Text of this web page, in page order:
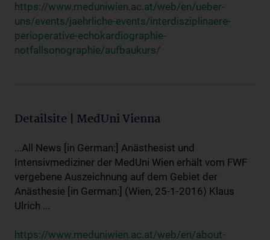
https://www.meduniwien.ac.at/web/en/ueber-
uns/events/jaehrliche-events/interdisziplinaere-
perioperative-echokardiographie-
notfallsonographie/aufbaukurs/
Detailsite | MedUni Vienna
...All News [in German:] Anästhesist und
Intensivmediziner der MedUni Wien erhält vom FWF
vergebene Auszeichnung auf dem Gebiet der
Anästhesie [in German:] (Wien, 25-1-2016) Klaus
Ulrich ...
https://www.meduniwien.ac.at/web/en/about-